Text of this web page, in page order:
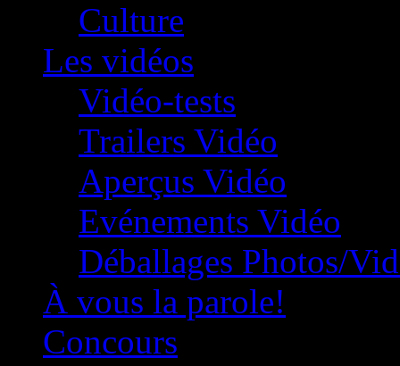
Culture
Les vidéos
Vidéo-tests
Trailers Vidéo
Aperçus Vidéo
Evénements Vidéo
Déballages Photos/
À vous la parole!
Concours